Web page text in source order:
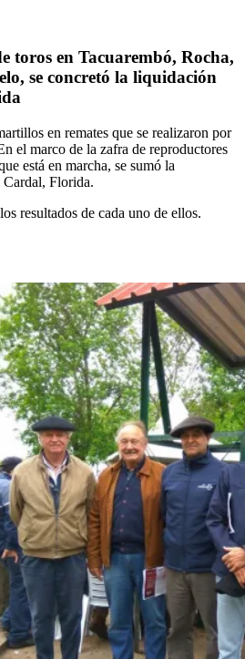
toros en Tacuarembó, Rocha,
se concretó la liquidación
en remates que se realizaron por
el marco de la zafra de reproductores
está en marcha, se sumó la
Florida.
resultados de cada uno de ellos.